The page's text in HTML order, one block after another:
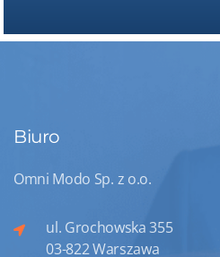
Biuro
Omni Modo Sp. z o.o.
ul. Grochowska 355
03-822 Warszawa